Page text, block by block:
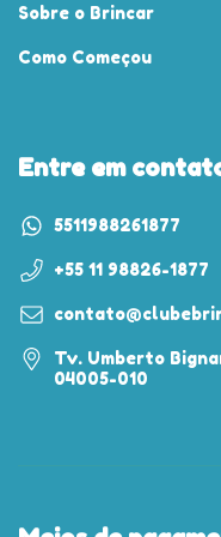
Sobre o Brincar
Como Começou
Entre em
5511988261877
+55 11 98826-1877
Tv. Umberto
04005-010